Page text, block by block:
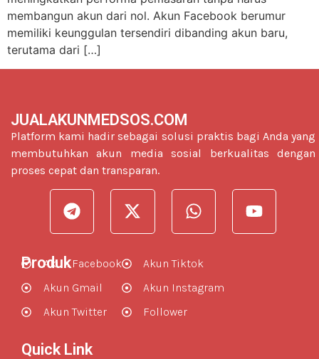
membangun akun dari nol. Akun Facebook berumur
memiliki keunggulan tersendiri dibanding akun baru,
terutama dari […]
JUALAKUNMEDSOS.COM
Platform kami hadir sebagai solusi praktis bagi Anda yang
membutuhkan akun media sosial berkualitas dengan
proses cepat dan transparan.
Produk
Akun Facebook
Akun Gmail
Akun Twitter
Akun Tiktok
Akun Instagram
Follower
Quick Link